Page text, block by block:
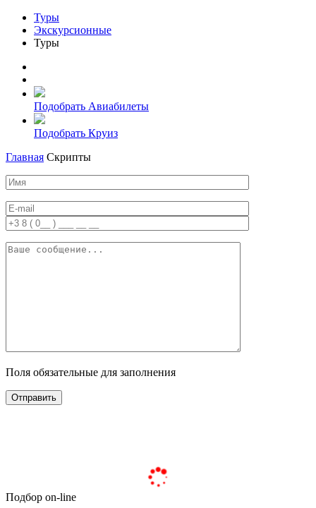
Туры
Экскурсионные
Туры
Подобрать Авиабилеты
Подобрать Круиз
Главная Скрипты
Поля обязательные для заполнения
Подбор on-line